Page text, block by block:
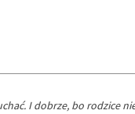
I dobrze, bo rodzice